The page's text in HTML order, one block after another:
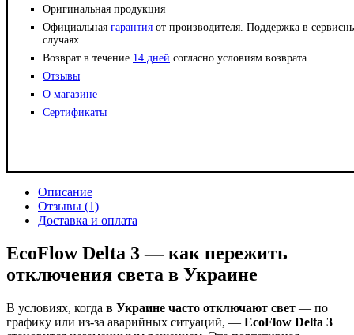
Оригинальная продукция
Официальная гарантия от производителя. Поддержка в
случаях
Возврат в течение 14 дней согласно условиям возврата
Отзывы
О магазине
Сертификаты
Описание
Отзывы (1)
Доставка и оплата
EcoFlow Delta 3 — как пережить
отключения света в Украине
В условиях, когда в Украине часто отключают свет — по
графику или из-за аварийных ситуаций, — EcoFlow Delta 3